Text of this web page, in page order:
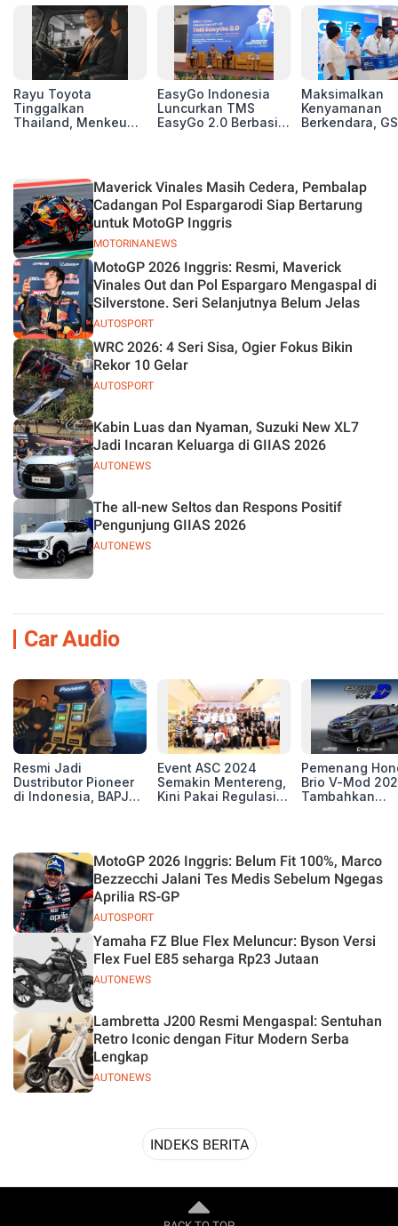
Rayu Toyota
Tinggalkan
Thailand, Menkeu
Basis Produksi
ASEAN
EasyGo Indonesia
Luncurkan TMS
EasyGo 2.0 Berbasis
Maksimalkan
Kenyamanan
Berkendara,
2026
MOTORINANEWS
Maverick Vinales Masih Cedera, Pembalap
Cadangan Pol Espargarodi Siap Bertarung
untuk MotoGP Inggris
AUTOSPORT
MotoGP 2026 Inggris: Resmi, Maverick
Vinales Out dan Pol Espargaro Mengaspal di
Silverstone. Seri Selanjutnya Belum Jelas
AUTOSPORT
WRC 2026: 4 Seri Sisa, Ogier Fokus Bikin
Rekor 10 Gelar
AUTONEWS
Kabin Luas dan Nyaman, Suzuki New XL7
Jadi Incaran Keluarga di GIIAS 2026
AUTONEWS
The all-new Seltos dan Respons Positif
Pengunjung GIIAS 2026
Car Audio
Resmi Jadi
Dustributor Pioneer
di Indonesia, BAPJ
Event ASC 2024
Semakin Mentereng,
Kini Pakai Regulasi
Pemenang
Brio V-Mod
Tambahkan
AUTOSPORT
MotoGP 2026 Inggris: Belum Fit 100%, Marco
Bezzecchi Jalani Tes Medis Sebelum Ngegas
Aprilia RS-GP
AUTONEWS
Yamaha FZ Blue Flex Meluncur: Byson Versi
Flex Fuel E85 seharga Rp23 Jutaan
AUTONEWS
Lambretta J200 Resmi Mengaspal: Sentuhan
Retro Iconic dengan Fitur Modern Serba
Lengkap
INDEKS BERITA